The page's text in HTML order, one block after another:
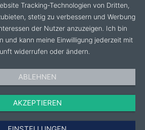
Tracking-Technologien von Dritten,
stetig zu verbessern und Werbung
der Nutzer anzuzeigen. Ich bin
und kann meine Einwilligung jederzeit mit
widerrufen oder ändern.
ABLEHNEN
AKZEPTIEREN